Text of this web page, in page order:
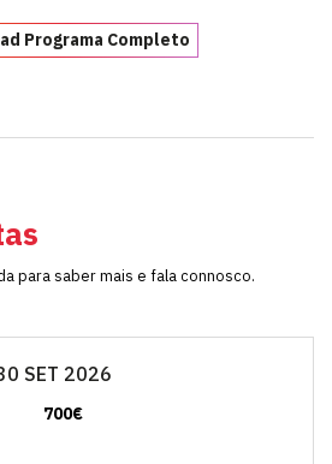
Programa Completo
para saber mais e fala connosco.
SET 2026
700€